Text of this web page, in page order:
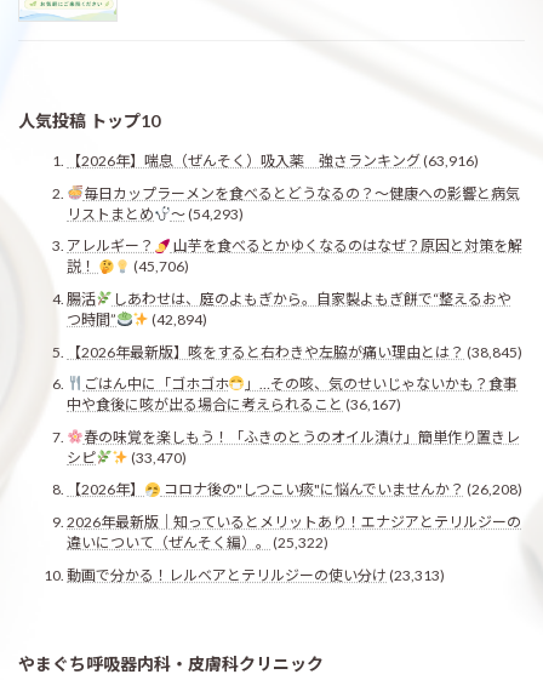
人気投稿 トップ10
【2026年】喘息（ぜんそく）吸入薬 強さランキング(63,916)
毎日カップラーメンを食べるとどうなるの？〜健康への影響と病気
リストまとめ
〜(54,293)
アレルギー？
山芋を食べるとかゆくなるのはなぜ？原因と対策を解
説！
(45,706)
腸活
しあわせは、庭のよもぎから。自家製よもぎ餅で“整えるおや
つ時間”
(42,894)
【2026年最新版】咳をすると右わきや左脇が痛い理由とは？ (38,845)
ごはん中に「ゴホゴホ
」…その咳、気のせいじゃないかも？食事
中や食後に咳が出る場合に考えられること (36,167)
春の味覚を楽しもう！「ふきのとうのオイル漬け」簡単作り置きレ
シピ
(33,470)
【2026年】
コロナ後の"しつこい痰"に悩んでいませんか？ (26,208)
2026年最新版｜知っているとメリットあり！エナジアとテリルジーの
違いについて（ぜんそく編）。
(25,322)
動画で分かる！レルベアとテリルジーの使い分け (23,313)
やまぐち呼吸器内科・皮膚科クリニック